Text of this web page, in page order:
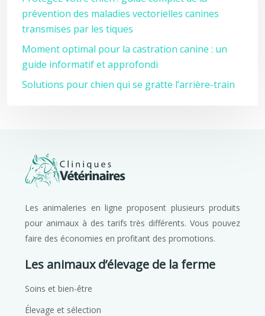
prévention des maladies vectorielles canines
transmises par les tiques
Moment optimal pour la castration canine : un
guide informatif et approfondi
Solutions pour chien qui se gratte l’arrière-train
Les animaleries en ligne proposent plusieurs produits
pour animaux à des tarifs très différents. Vous pouvez
faire des économies en profitant des promotions.
Les animaux d’élevage de la ferme
Soins et bien-être
Élevage et sélection